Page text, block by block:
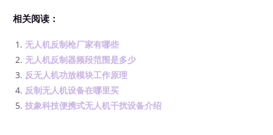
相关阅读：
无人机反制枪厂家有哪些
无人机反制器频段范围是多少
反无人机功放模块工作原理
反制无人机设备在哪里买
技象科技便携式无人机干扰设备介绍